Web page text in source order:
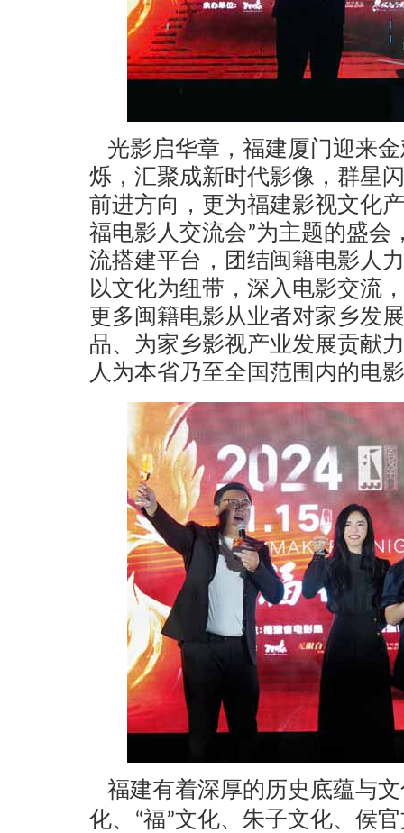
光影启华章，福建厦门迎来
烁，汇聚成新时代影像，群星
前进方向，更为福建影视文化
福电影人交流会”为主题的盛会
流搭建平台，团结闽籍电影人
以文化为纽带 ，深入电影交流，
更多闽籍电影从业者对家乡发
品、为家乡影视产业发展贡献
人为本省乃至全国范围内的电
福建有着深厚的历史底蕴与
化、 “福”文化、朱子文化、侯